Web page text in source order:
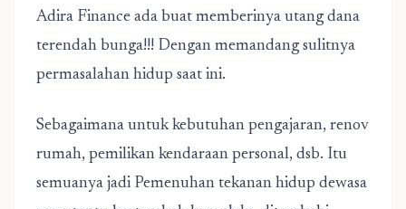
Adira Finance ada buat memberinya utang dana
terendah bunga!!! Dengan memandang sulitnya
permasalahan hidup saat ini.
Sebagaimana untuk kebutuhan pengajaran, renov
rumah, pemilikan kendaraan personal, dsb. Itu
semuanya jadi Pemenuhan tekanan hidup dewasa